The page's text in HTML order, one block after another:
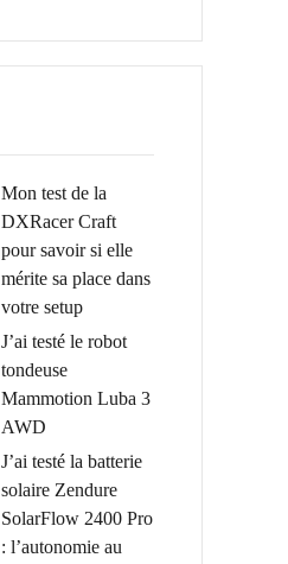
Mon test de la
DXRacer Craft
pour savoir si elle
mérite sa place dans
votre setup
J’ai testé le robot
tondeuse
Mammotion Luba 3
AWD
J’ai testé la batterie
solaire Zendure
SolarFlow 2400 Pro
: l’autonomie au